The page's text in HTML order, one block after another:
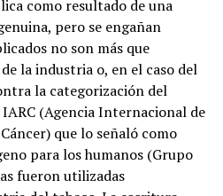
como resultado de una
pero se engañan
no son más que
la industria o, en el caso del
la categorización del
(Agencia Internacional de
que lo señaló como
para los humanos (Grupo
fueron utilizadas